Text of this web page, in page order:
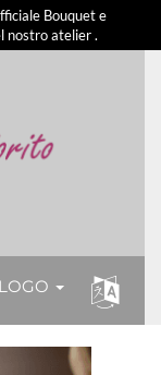
Bouquet e
nostro atelier .